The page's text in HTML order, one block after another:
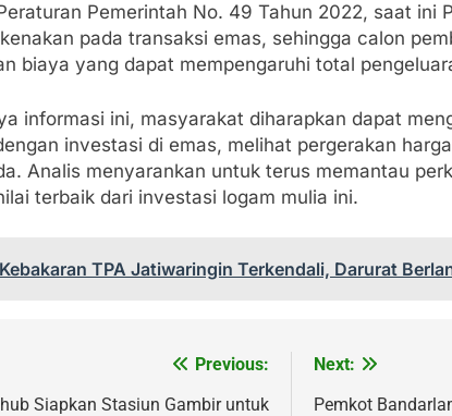
Pemerintah No. 49 Tahun 2022, saat ini
pada transaksi emas, sehingga calon
biaya yang dapat mempengaruhi total
informasi ini, masyarakat diharapkan dapat
investasi di emas, melihat pergerakan
Analis menyarankan untuk terus memantau
terbaik dari investasi logam mulia ini.
Kebakaran TPA Jatiwaringin Terkendali, Darurat
Previous:
Siapkan Stasiun Gambir untuk
Next:
Pemkot